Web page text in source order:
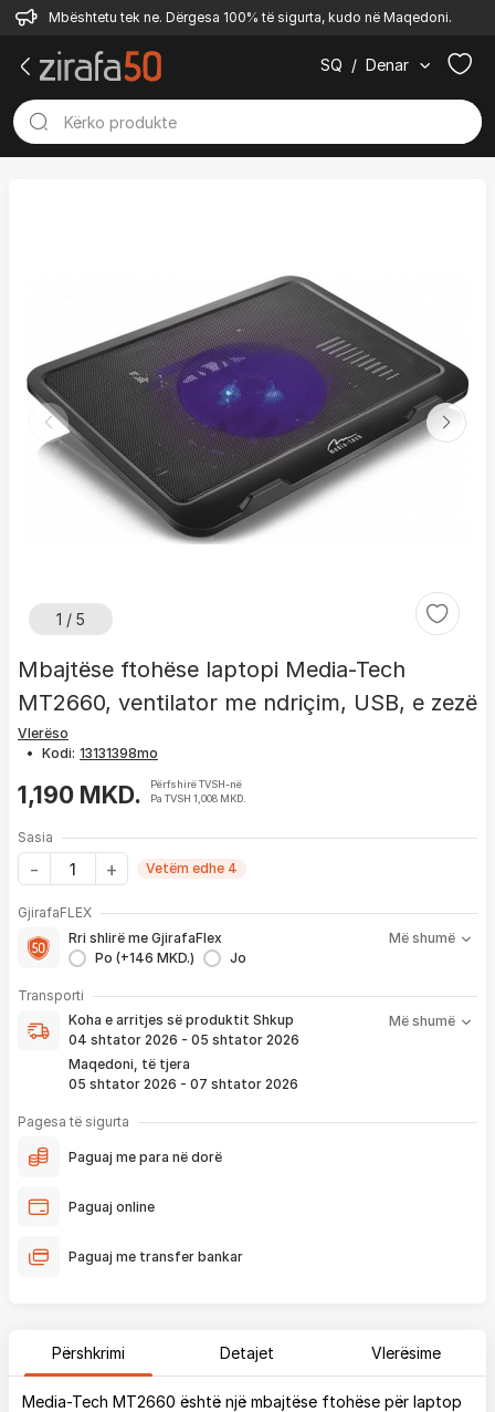
Mbështetu tek ne. Dërgesa 100% të sigurta, kudo në Maqedoni.
SQ / Denar
1 / 5
Mbajtëse ftohëse laptopi Media-Tech
MT2660, ventilator me ndriçim, USB, e zezë
Vlerëso
• Kodi:
1,190 MKD.
Përfshirë TVSH-në
Pa TVSH 1,008 MKD.
Sasia
Vetëm edhe 4
GjirafaFLEX
Rri shlirë me GjirafaFlex
Po (+146 MKD.)
Jo
Më shumë
-Prioritet
1 viti nga blerja
- Kontakt brenda24 hpër servisim, zëvendësim apo kthim
pagesë
Transporti
Koha e arritjes së produktit Shkup
04 shtator 2026 - 05 shtator 2026
Maqedoni, të tjera
05 shtator 2026 - 07 shtator 2026
Më shumë
Koha e arritjes së produktit nënkupton periudhën prej kur
bëhet verifikimi i porosisë suaj, dhe njoftimit për verifikim
që ju e pranoni përmes email-it apo SMS-it.
Nëse porosia bëhet tani, produkti arrin sipas afatit kohor të
vendosur më lartë. Ju do të njoftoheni në vazhdimësi
përfshirë momentin kur produkti arrin në depon tonë, dhe
më lartë. Ju lusim të keni parasysh që festat ndërkombëtare ndikojnë që
liferimi të shtyhet për rreth 2 ditë.
Pagesa të sigurta
Paguaj me para në dorë
Paguaj online
Paguaj me transfer bankar
Përshkrimi Detajet Vlerësime
Media-Tech MT2660 është një mbajtëse ftohëse për laptop